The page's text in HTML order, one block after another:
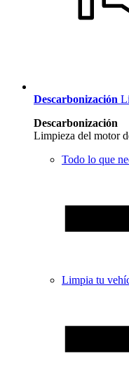
Descarbonización
Descarbonización
Limpieza del motor
Todo lo que
Limpia tu